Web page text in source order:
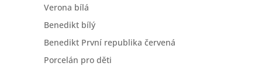
Verona bílá
Benedikt bílý
Benedikt První republika červená
Porcelán pro děti